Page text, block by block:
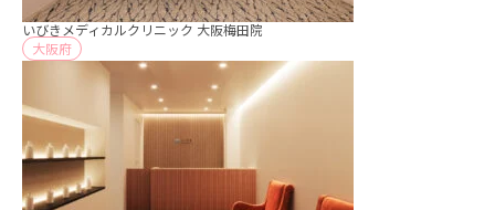
いびきメディカルクリニック 大阪梅田院
大阪府